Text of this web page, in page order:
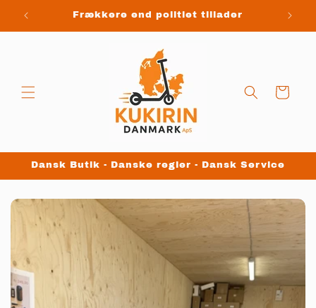
Gå til
indhold
Frækkere end politiet tillader
Indkøbskurv
Dansk Butik - Danske regler - Dansk Service